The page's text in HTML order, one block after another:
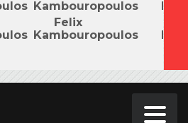
Kambouropoulos
Felix
Kambouropoulos